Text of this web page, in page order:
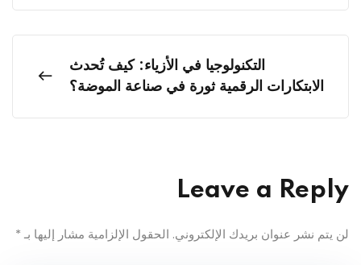
التكنولوجيا في الأزياء: كيف تُحدث
الابتكارات الرقمية ثورة في صناعة الموضة؟
Leave a Reply
لن يتم نشر عنوان بريدك الإلكتروني. الحقول الإلزامية مشار إليها بـ *